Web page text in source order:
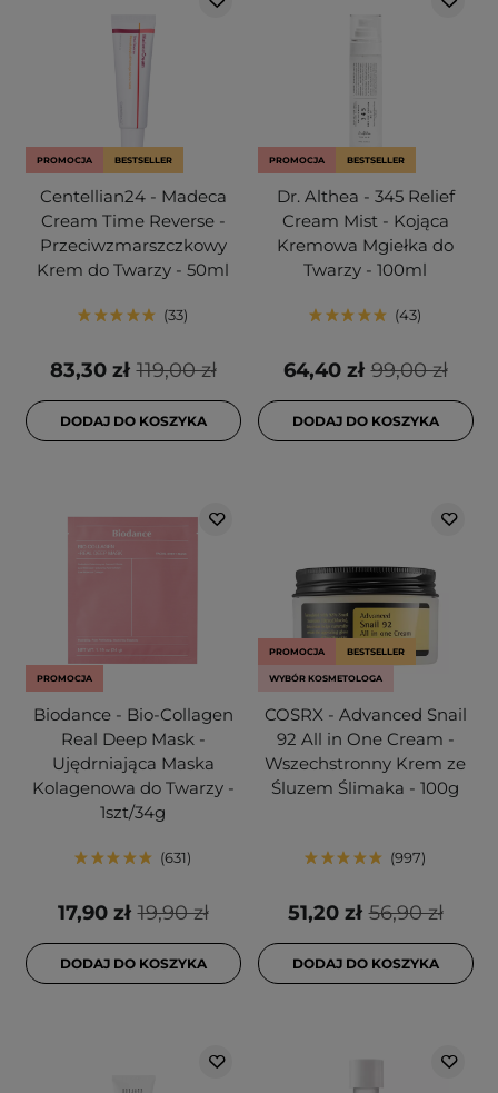
PROMOCJA BESTSELLER
Centellian24 - Madeca
Cream Time Reverse -
Przeciwzmarszczkowy
Krem do Twarzy - 50ml
33
119,00 zł
83,30 zł
DODAJ DO KOSZYKA
PROMOCJA BESTSELLER
Dr. Althea - 345 Relief
Cream Mist - Kojąca
Kremowa Mgiełka do
Twarzy - 100ml
43
99,00 zł
64,40 zł
DODAJ DO KOSZYKA
PROMOCJA
Biodance - Bio-Collagen
Real Deep Mask -
Ujędrniająca Maska
Kolagenowa do Twarzy -
1szt/34g
631
19,90 zł
17,90 zł
DODAJ DO KOSZYKA
PROMOCJA BESTSELLER
WYBÓR KOSMETOLOGA
COSRX - Advanced Snail
92 All in One Cream -
Wszechstronny Krem ze
Śluzem Ślimaka - 100g
997
56,90 zł
51,20 zł
DODAJ DO KOSZYKA